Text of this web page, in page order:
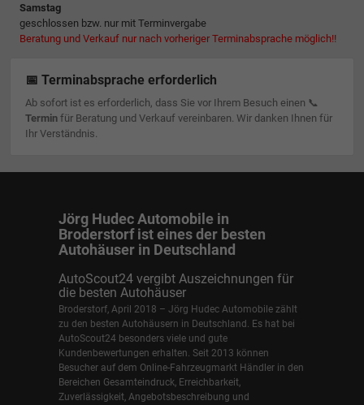
Samstag
geschlossen bzw. nur mit Terminvergabe
Beratung und Verkauf nur nach vorheriger Terminabsprache möglich!!
📅 Terminabsprache erforderlich
Ab sofort ist es erforderlich, dass Sie vor Ihrem Besuch einen 📞
Terminfür Beratung und Verkauf vereinbaren. Wir danken Ihnen für
Ihr Verständnis.
Jörg Hudec Automobile in
Broderstorf ist eines der besten
Autohäuser in Deutschland
AutoScout24 vergibt Auszeichnungen für
die besten Autohäuser
Broderstorf, April 2018 – Jörg Hudec Automobile zählt
zu den besten Autohäusern in Deutschland. Es hat bei
AutoScout24 besonders viele und gute
Kundenbewertungen erhalten. Seit 2013 können
Besucher auf dem Online-Fahrzeugmarkt Händler in den
Bereichen Gesamteindruck, Erreichbarkeit,
Zuverlässigkeit, Angebotsbeschreibung und